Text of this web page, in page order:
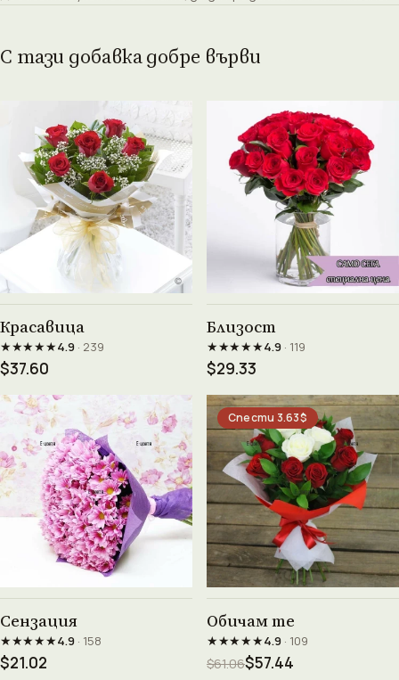
С тази добавка добре върви
Красавица
★★★★★4.9· 239
$37.60
Близост
★★★★★4.9· 119
$29.33
Сензация
★★★★★4.9· 158
$21.02
Спести 3.63$
Обичам те
★★★★★4.9· 109
$61.06$57.44